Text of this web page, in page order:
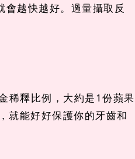
越快越好。過量攝取反
稀釋比例，大約是1份蘋果
就能好好保護你的牙齒和